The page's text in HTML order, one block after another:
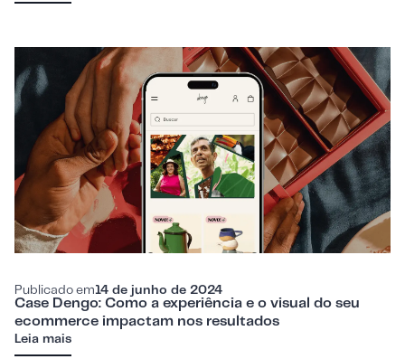
Publicado em14 de junho de 2024
Case Dengo: Como a experiência e o visual do seu
ecommerce impactam nos resultados
Leia mais